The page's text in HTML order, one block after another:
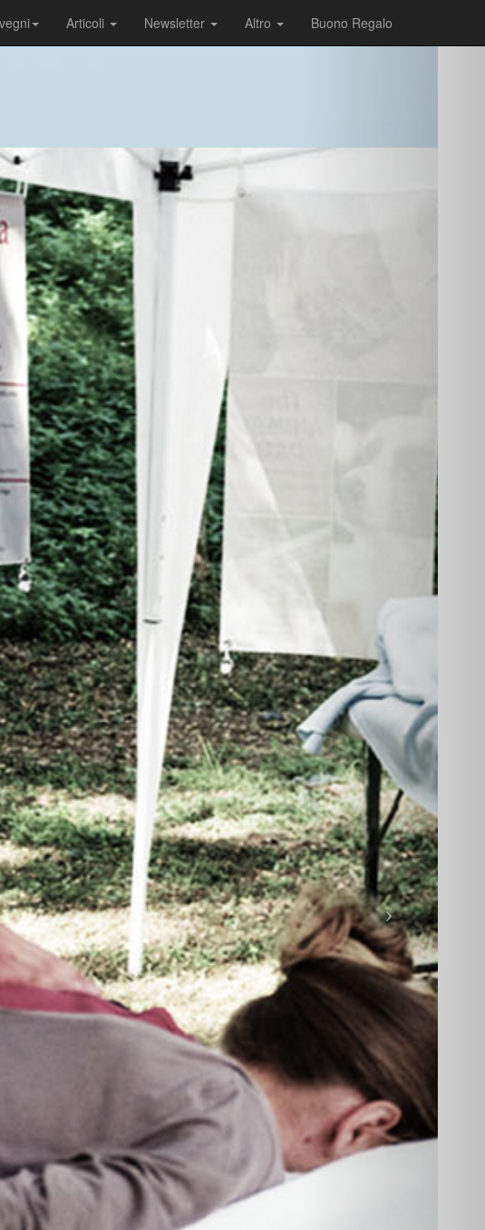
Articoli Newsletter Altro Buono Regalo